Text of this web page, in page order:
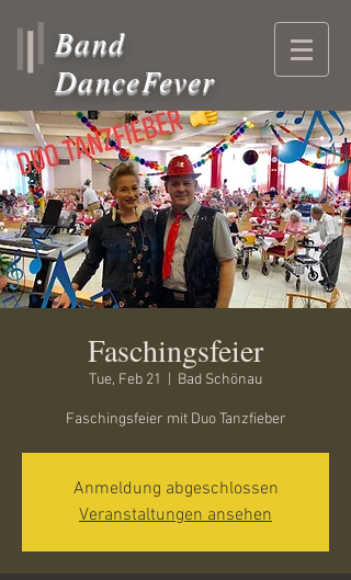
Band
DanceFever
Faschingsfeier
Tue, Feb 21 Bad Schönau
Faschingsfeier mit Duo Tanzfieber
Anmeldung abgeschlossen
Veranstaltungen ansehen